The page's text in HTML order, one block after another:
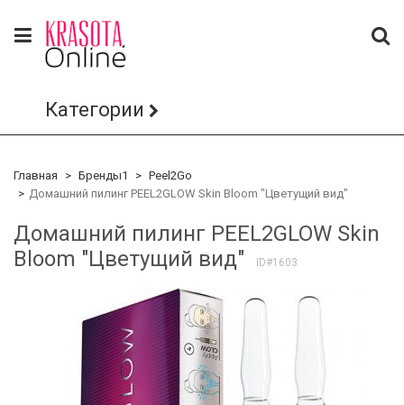
Категории
Главная Бренды1
Peel2Go
Домашний пилинг PEEL2GLOW Skin Bloom "Цветущий вид"
Домашний пилинг PEEL2GLOW Skin
Bloom "Цветущий вид"
ID#1603